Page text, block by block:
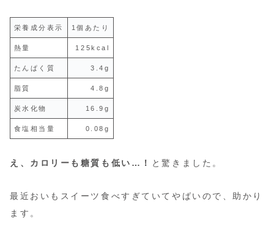
栄養成分表示 1個あたり
熱量 125kcal
たんぱく質 3.4g
脂質 4.8g
炭水化物 16.9g
食塩相当量 0.08g
え、カロリーも糖質も低い…！ と驚きました。
最近おいもスイーツ食べすぎていてやばいので、助かり
ます。